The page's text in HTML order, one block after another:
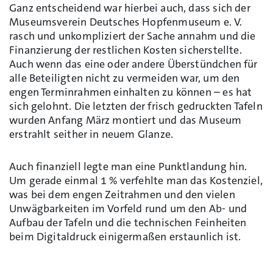
Ganz entscheidend war hierbei auch, dass sich der
Museumsverein Deutsches Hopfenmuseum e. V.
rasch und unkompliziert der Sache annahm und die
Finanzierung der restlichen Kosten sicherstellte.
Auch wenn das eine oder andere Überstündchen für
alle Beteiligten nicht zu vermeiden war, um den
engen Terminrahmen einhalten zu können – es hat
sich gelohnt. Die letzten der frisch gedruckten Tafeln
wurden Anfang März montiert und das Museum
erstrahlt seither in neuem Glanze.
Auch finanziell legte man eine Punktlandung hin.
Um gerade einmal 1 % verfehlte man das Kostenziel,
was bei dem engen Zeitrahmen und den vielen
Unwägbarkeiten im Vorfeld rund um den Ab- und
Aufbau der Tafeln und die technischen Feinheiten
beim Digitaldruck einigermaßen erstaunlich ist.